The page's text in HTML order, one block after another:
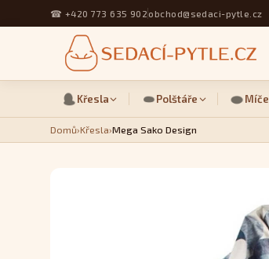
☎ +420 773 635 902 obchod@sedaci-pytle.cz
Křesla Polštáře Míče
Domů›Křesla›Mega Sako Design